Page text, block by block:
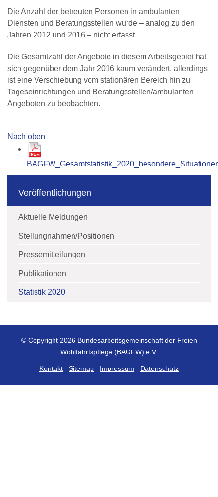
Die Anzahl der betreuten Personen in ambulanten
Diensten und Beratungsstellen wurde – analog zu den
Jahren 2012 und 2016 – nicht erfasst.
Die Gesamtzahl der Angebote in diesem Arbeitsgebiet hat
sich gegenüber dem Jahr 2016 kaum verändert, allerdings
ist eine Verschiebung vom stationären Bereich hin zu
Tageseinrichtungen und Beratungsstellen/ambulanten
Angeboten zu beobachten.
Nach oben
Veröffentlichungen
Aktuelle Meldungen
Stellungnahmen/Positionen
Pressemitteilungen
Publikationen
Statistik 2020
© Copyright 2026 Bundesarbeitsgemeinschaft der Freien
Wohlfahrtspflege (BAGFW) e.V.
Kontakt Sitemap Impressum Datenschutz